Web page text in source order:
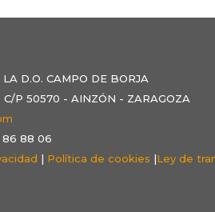
D.O. CAMPO DE BORJA
P 50570 - AINZÓN - ZARAGOZA
86 88 06
| Política de cookies |Ley de